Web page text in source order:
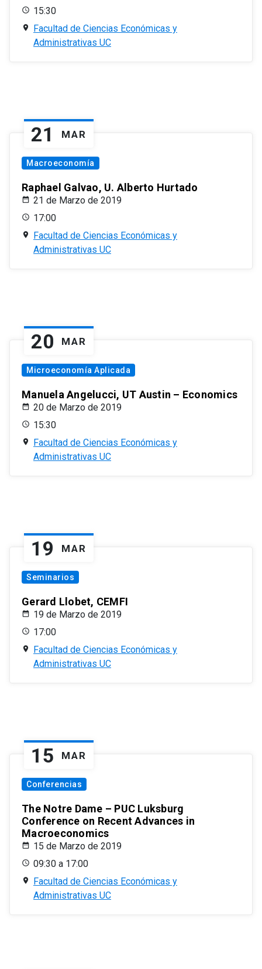
15:30
Facultad de Ciencias Económicas y
Administrativas UC
21 MAR
Macroeconomía
Raphael Galvao, U. Alberto Hurtado
21 de Marzo de 2019
17:00
Facultad de Ciencias Económicas y
Administrativas UC
20 MAR
Microeconomía Aplicada
Manuela Angelucci, UT Austin – Economics
20 de Marzo de 2019
15:30
Facultad de Ciencias Económicas y
Administrativas UC
19 MAR
Seminarios
Gerard Llobet, CEMFI
19 de Marzo de 2019
17:00
Facultad de Ciencias Económicas y
Administrativas UC
15 MAR
Conferencias
The Notre Dame – PUC Luksburg
Conference on Recent Advances in
Macroeconomics
15 de Marzo de 2019
09:30 a 17:00
Facultad de Ciencias Económicas y
Administrativas UC